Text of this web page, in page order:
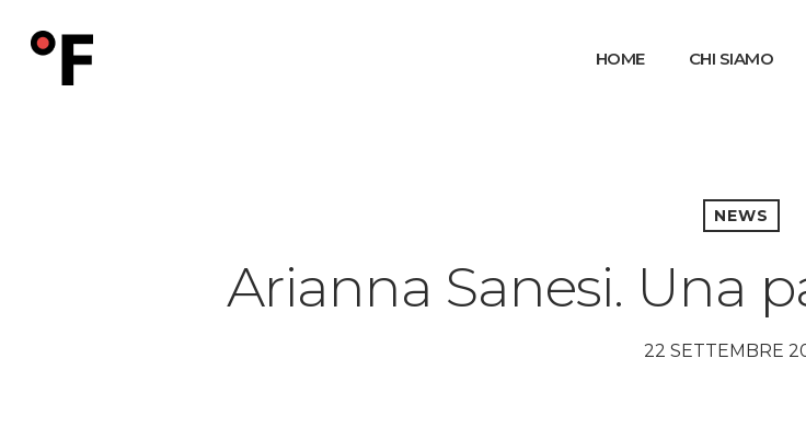
HOME CHI SIAMO
NEWS
Arianna Sanesi. Una
22 SETTEMBRE